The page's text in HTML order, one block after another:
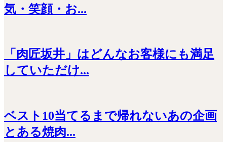
気・笑顔・お...
「肉匠坂井」はどんなお客様にも満足
していただけ...
ベスト10当てるまで帰れないあの企画
とある焼肉...